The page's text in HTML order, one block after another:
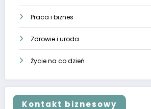
Praca i biznes
Zdrowie i uroda
Życie na co dzień
Kontakt biznesowy